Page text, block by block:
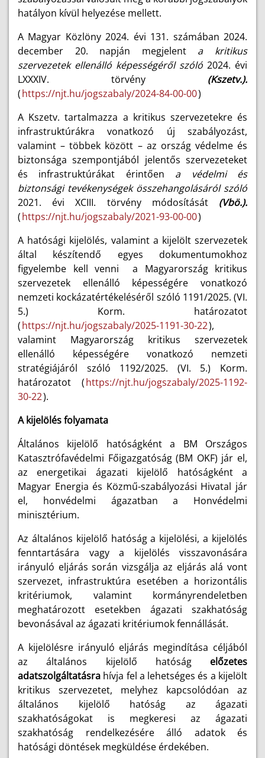
hatályon kívül helyezése mellett.
A Magyar Közlöny 2024. évi 131. számában 2024.
december 20. napján megjelent a kritikus
szervezetek ellenálló képességéről szóló 2024. évi
LXXXIV. törvény (Kszetv.).
(https://njt.hu/jogszabaly/2024-84-00-00)
A Kszetv. tartalmazza a kritikus szervezetekre és
infrastruktúrákra vonatkozó új szabályozást,
valamint – többek között – az ország védelme és
biztonsága szempontjából jelentős szervezeteket
és infrastruktúrákat érintően a védelmi és
biztonsági tevékenységek összehangolásáról szóló
2021. évi XCIII. törvény módosítását (Vbö.).
(https://njt.hu/jogszabaly/2021-93-00-00)
A hatósági kijelölés, valamint a kijelölt szervezetek
által készítendő egyes dokumentumokhoz
figyelembe kell venni a Magyarország kritikus
szervezetek ellenálló képességére vonatkozó
nemzeti kockázatértékeléséről szóló 1191/2025. (VI.
5.) Korm. határozatot
(https://njt.hu/jogszabaly/2025-1191-30-22),
valamint Magyarország kritikus szervezetek
ellenálló képességére vonatkozó nemzeti
stratégiájáról szóló 1192/2025. (VI. 5.) Korm.
határozatot (https://njt.hu/jogszabaly/2025-1192-
30-22).
A kijelölés folyamata
Általános kijelölő hatóságként a BM Országos
Katasztrófavédelmi Főigazgatóság (BM OKF) jár el,
az energetikai ágazati kijelölő hatóságként a
Magyar Energia és Közmű-szabályozási Hivatal jár
el, honvédelmi ágazatban a Honvédelmi
minisztérium.
Az általános kijelölő hatóság a kijelölési, a kijelölés
fenntartására vagy a kijelölés visszavonására
irányuló eljárás során vizsgálja az eljárás alá vont
szervezet, infrastruktúra esetében a horizontális
kritériumok, valamint kormányrendeletben
meghatározott esetekben ágazati szakhatóság
bevonásával az ágazati kritériumok fennállását.
A kijelölésre irányuló eljárás megindítása céljából
az általános kijelölő hatóság előzetes
adatszolgáltatásra hívja fel a lehetséges és a kijelölt
kritikus szervezetet, melyhez kapcsolódóan az
általános kijelölő hatóság az ágazati
szakhatóságokat is megkeresi az ágazati
szakhatóság rendelkezésére álló adatok és
hatósági döntések megküldése érdekében.